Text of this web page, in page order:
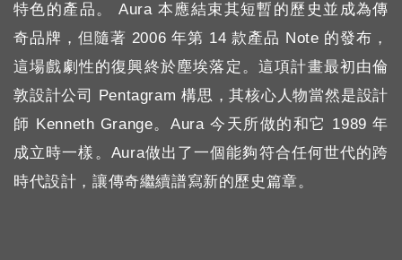
特色的產品。 Aura 本應結束其短暫的歷史並成為傳
奇品牌，但隨著 2006 年第 14 款產品 Note 的發布，
這場戲劇性的復興終於塵埃落定。這項計畫最初由倫
敦設計公司 Pentagram 構思，其核心人物當然是設計
師 Kenneth Grange。Aura 今天所做的和它 1989 年
成立時一樣。Aura做出了一個能夠符合任何世代的跨
時代設計，讓傳奇繼續譜寫新的歷史篇章。